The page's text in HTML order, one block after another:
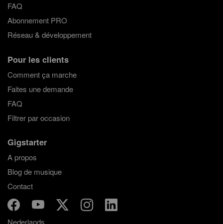
FAQ
Abonnement PRO
Réseau & développement
Pour les clients
Comment ça marche
Faites une demande
FAQ
Filtrer par occasion
Gigstarter
A propos
Blog de musique
Contact